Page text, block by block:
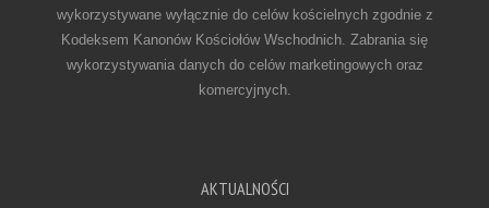
wykorzystywane wyłącznie do celów kościelnych zgodnie z
Kodeksem Kanonów Kościołów Wschodnich. Zabrania się
wykorzystywania danych do celów marketingowych oraz
komercyjnych.
AKTUALNOŚCI